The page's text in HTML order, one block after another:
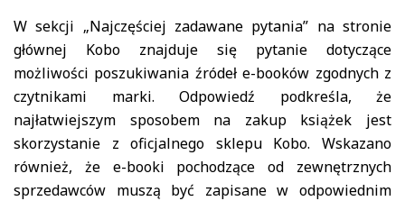
W sekcji „Najczęściej zadawane pytania” na stronie
głównej Kobo znajduje się pytanie dotyczące
możliwości poszukiwania źródeł e-booków zgodnych z
czytnikami marki. Odpowiedź podkreśla, że
najłatwiejszym sposobem na zakup książek jest
skorzystanie z oficjalnego sklepu Kobo. Wskazano
również, że e-booki pochodzące od zewnętrznych
sprzedawców muszą być zapisane w odpowiednim